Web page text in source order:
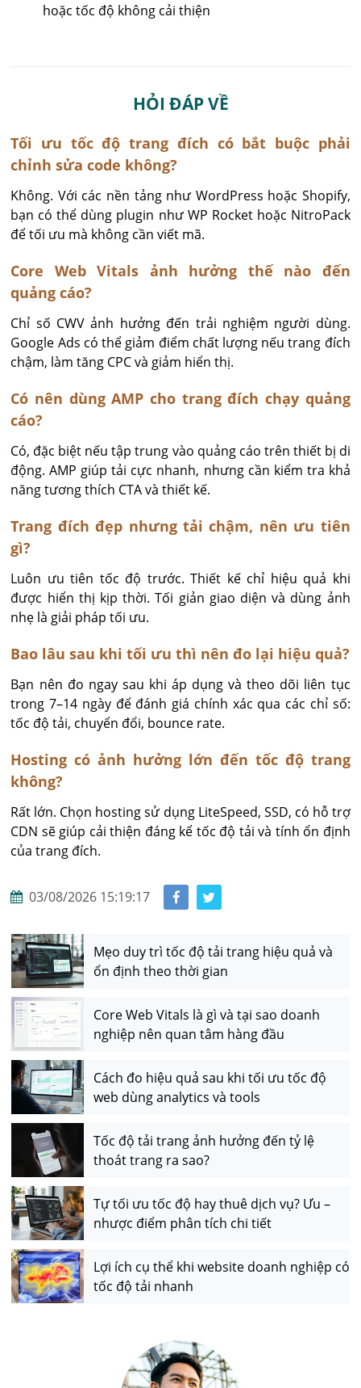
hoặc tốc độ không cải thiện
HỎI ĐÁP VỀ
Tối ưu tốc độ trang đích có bắt buộc phải
chỉnh sửa code không?
Không. Với các nền tảng như WordPress hoặc Shopify,
bạn có thể dùng plugin như WP Rocket hoặc NitroPack
để tối ưu mà không cần viết mã.
Core Web Vitals ảnh hưởng thế nào đến
quảng cáo?
Chỉ số CWV ảnh hưởng đến trải nghiệm người dùng.
Google Ads có thể giảm điểm chất lượng nếu trang đích
chậm, làm tăng CPC và giảm hiển thị.
Có nên dùng AMP cho trang đích chạy quảng
cáo?
Có, đặc biệt nếu tập trung vào quảng cáo trên thiết bị di
động. AMP giúp tải cực nhanh, nhưng cần kiểm tra khả
năng tương thích CTA và thiết kế.
Trang đích đẹp nhưng tải chậm, nên ưu tiên
gì?
Luôn ưu tiên tốc độ trước. Thiết kế chỉ hiệu quả khi
được hiển thị kịp thời. Tối giản giao diện và dùng ảnh
nhẹ là giải pháp tối ưu.
Bao lâu sau khi tối ưu thì nên đo lại hiệu quả?
Bạn nên đo ngay sau khi áp dụng và theo dõi liên tục
trong 7–14 ngày để đánh giá chính xác qua các chỉ số:
tốc độ tải, chuyển đổi, bounce rate.
Hosting có ảnh hưởng lớn đến tốc độ trang
không?
Rất lớn. Chọn hosting sử dụng LiteSpeed, SSD, có hỗ trợ
CDN sẽ giúp cải thiện đáng kể tốc độ tải và tính ổn định
của trang đích.
03/08/2026 15:19:17
Mẹo duy trì tốc độ tải trang hiệu quả và
ổn định theo thời gian
Core Web Vitals là gì và tại sao doanh
nghiệp nên quan tâm hàng đầu
Cách đo hiệu quả sau khi tối ưu tốc độ
web dùng analytics và tools
Tốc độ tải trang ảnh hưởng đến tỷ lệ
thoát trang ra sao?
Tự tối ưu tốc độ hay thuê dịch vụ? Ưu –
nhược điểm phân tích chi tiết
Lợi ích cụ thể khi website doanh nghiệp có
tốc độ tải nhanh